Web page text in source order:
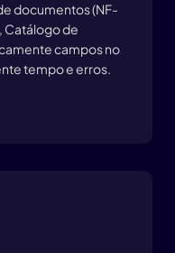
documentos (NF-
Catálogo de
campos no
tempo e erros.